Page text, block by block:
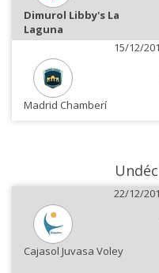
Dimurol Libby's La
Laguna
15/12/
Madrid Chamberí
22/12/
Cajasol Juvasa Voley